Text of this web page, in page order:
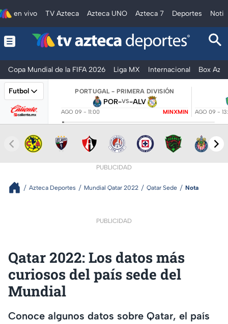
en vivo TV Azteca Azteca UNO Azteca 7 Deportes
Copa Mundial de la FIFA 2026 Liga MX Internacional Box
Futbol PORTUGAL - PRIMERA DIVISIÓN
POR-VS-ALV
AGO 09 - 11:00 MINXMIN AGO 09 -
PUBLICIDAD
Azteca Deportes Mundial Qatar 2022 Qatar Sede Nota
PUBLICIDAD
Qatar 2022: Los datos más
curiosos del país sede del
Mundial
Conoce algunos datos sobre Qatar, el país